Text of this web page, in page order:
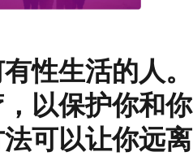
性生活的人。
以保护你和你
可以让你远离